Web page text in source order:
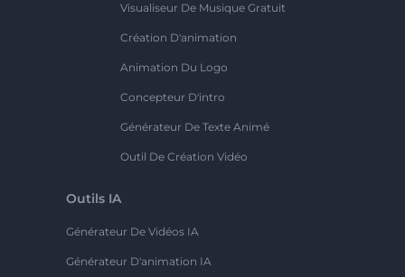
Visualiseur De Musique Gratuit
Création D'animation
Animation Du Logo
Concepteur D'intro
Générateur De Texte Animé
Outil De Création Vidéo
Outils IA
Générateur De Vidéos IA
Générateur D'animation IA